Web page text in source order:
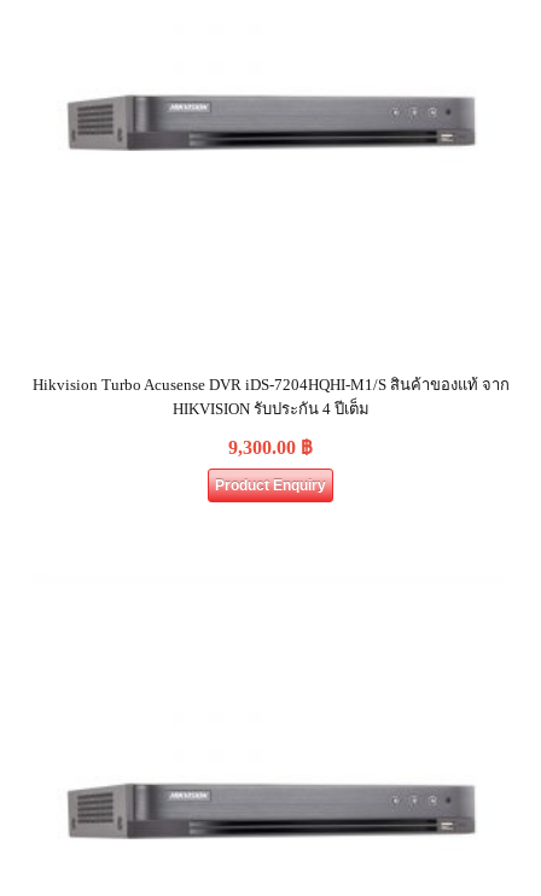
Hikvision Turbo Acusense DVR iDS-7204HQHI-M1/S สินค้าของแท้ จาก
HIKVISION รับประกัน 4 ปีเต็ม
9,300.00 ฿
Product Enquiry